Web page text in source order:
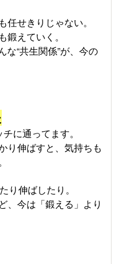
せきりじゃない。
えていく。
“共生関係”が、今の
に通ってます。
り伸ばすと、気持ちも
り伸ばしたり。
、今は「鍛える」より